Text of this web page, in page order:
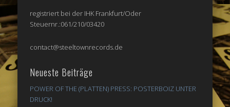
registriert bei der IHK Frankfurt/Oder
Steuernr.:061/210/03420
contact@steeltownrecords.de
Neueste Beiträge
POWER OF THE (PLATTEN) PRESS: POSTERBOIZ UNTER
DRUCK!